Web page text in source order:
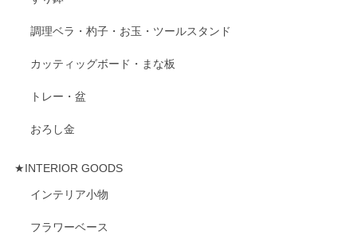
調理ベラ・杓子・お玉・ツールスタンド
カッティッグボード・まな板
トレー・盆
おろし金
★INTERIOR GOODS
インテリア小物
フラワーベース